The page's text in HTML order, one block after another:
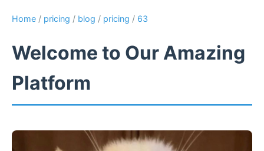
Home / pricing / blog / pricing / 63
Welcome to Our Amazing
Platform